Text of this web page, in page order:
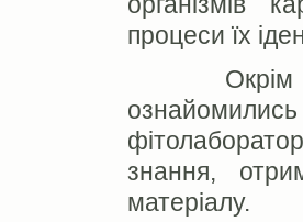
процеси їх
Окрім
знання,
матеріалу.